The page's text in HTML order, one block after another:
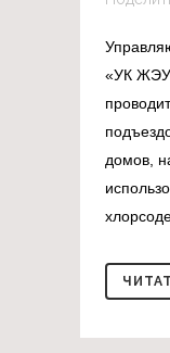
«УК
домов,